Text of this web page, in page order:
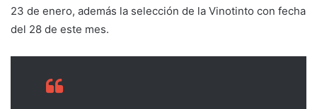
23 de enero, además la selección de la Vinotinto con fecha
del 28 de este mes.